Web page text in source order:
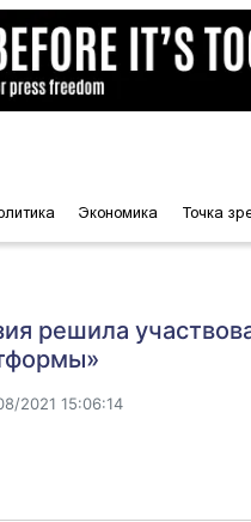
Экономика Точка
решила
2021 15:06:14